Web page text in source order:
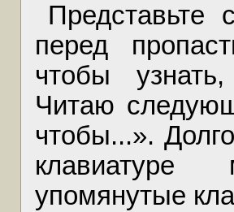
перед
чтобы
Читаю
чтобы...».
упомянутые